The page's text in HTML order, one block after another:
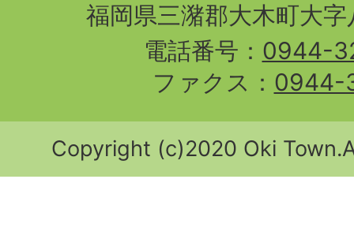
福岡県三潴郡大木町大
電話番号： 0944-
ファクス： 0944-
Copyright (c)2020 Oki